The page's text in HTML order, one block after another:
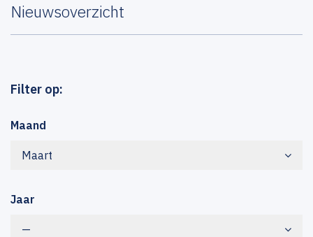
Nieuwsoverzicht
Filter op:
Maand
Maart
Jaar
—